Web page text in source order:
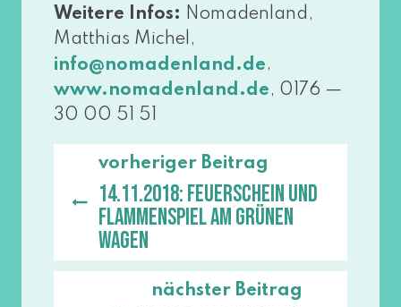
Weitere Infos: Nomadenland,
Matthias Michel,
info@​nomadenland.​de,
www​.noma​den​land​.de, 0176 —
30 00 51 51
vorheriger Beitrag
14.11.2018: Feuerschein und
Flammenspiel am Grünen
Wagen
nächster Beitrag